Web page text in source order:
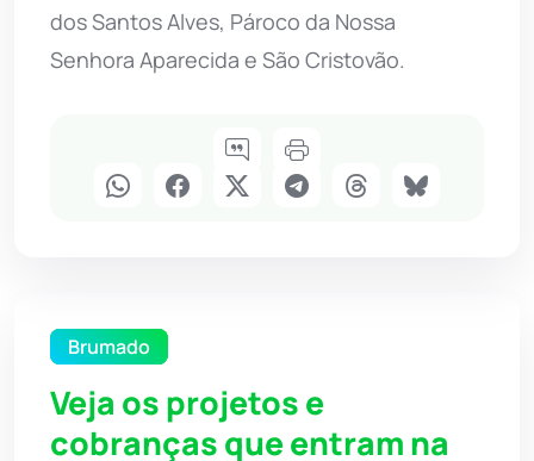
dos Santos Alves, Pároco da Nossa
Senhora Aparecida e São Cristovão.
Brumado
Veja os projetos e
cobranças que entram na